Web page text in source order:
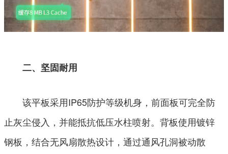
二、坚固耐用
该平板采用IP65防护等级机身，前面板可完全防
止灰尘侵入，并能抵抗低压水柱喷射。背板使用镀锌
钢板，结合无风扇散热设计，通过通风孔洞被动散